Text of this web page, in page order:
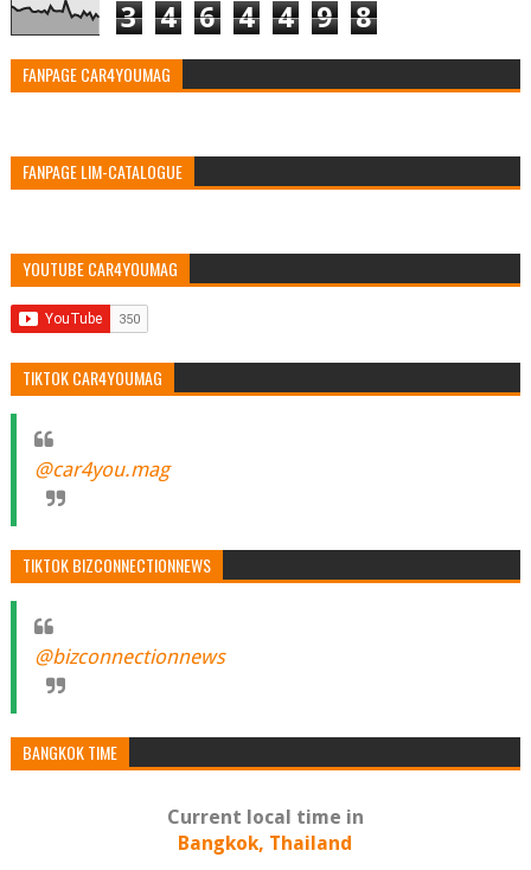
3 4 6 4 4 9 8
FANPAGE CAR4YOUMAG
FANPAGE LIM-CATALOGUE
YOUTUBE CAR4YOUMAG
TIKTOK CAR4YOUMAG
@car4you.mag
TIKTOK BIZCONNECTIONNEWS
@bizconnectionnews
BANGKOK TIME
Current local time in
Bangkok, Thailand